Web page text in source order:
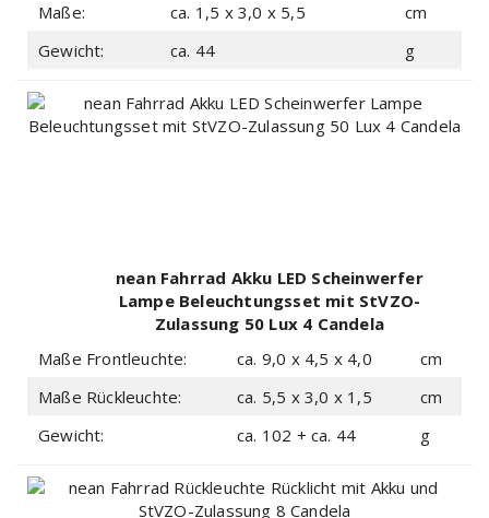
Maße:
ca. 1,5 x 3,0 x 5,5
cm
Gewicht:
ca. 44 g
nean Fahrrad Akku LED Scheinwerfer
Lampe Beleuchtungsset mit StVZO-
Zulassung 50 Lux 4 Candela
Maße Frontleuchte:
ca. 9,0 x 4,5 x 4,0
cm
Maße Rückleuchte:
ca. 5,5 x 3,0 x 1,5
cm
Gewicht:
ca. 102 + ca. 44 g